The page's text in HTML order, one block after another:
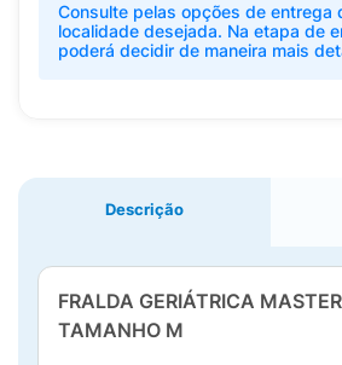
Consulte pelas opções de entrega
localidade desejada. Na etapa de
poderá decidir de maneira mais
Descrição
FRALDA GERIÁTRICA
TAMANHO M